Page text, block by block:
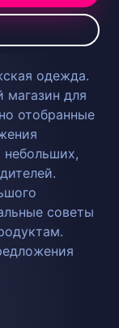
одежда.
магазин для
отобранные
небольших,
советы